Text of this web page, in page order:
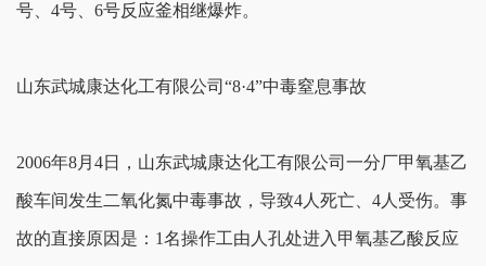
号、4号、6号反应釜相继爆炸。
山东武城康达化工有限公司“8·4”中毒窒息事故
2006年8月4日，山东武城康达化工有限公司一分厂甲氧基乙
酸车间发生二氧化氮中毒事故，导致4人死亡、4人受伤。事
故的直接原因是：1名操作工由人孔处进入甲氧基乙酸反应